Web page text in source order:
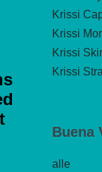
Krissi
Krissi
Krissi
Krissi
Buena
alle